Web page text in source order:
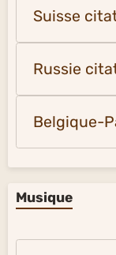
Suisse
Russie
Belgique-
Musique